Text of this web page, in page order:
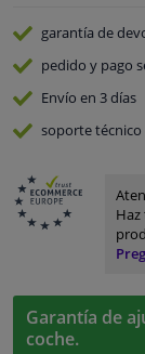
garantía de
pedido y pago
Envío en 3 días
soporte técnico
Garantía de
coche.